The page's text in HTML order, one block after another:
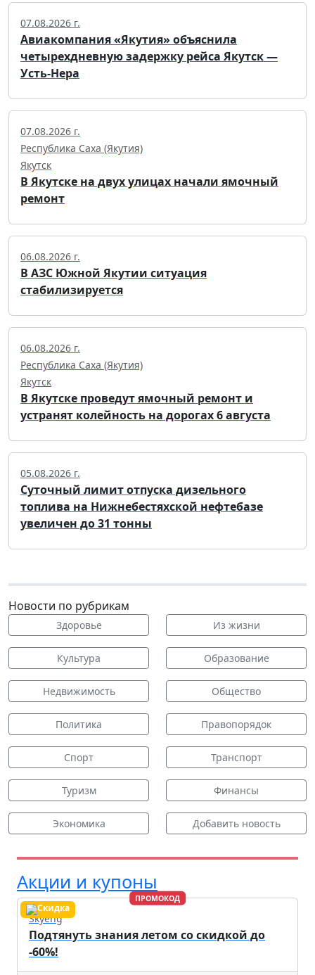
07.08.2026 г.
Авиакомпания «Якутия» объяснила
четырехдневную задержку рейса Якутск —
Усть-Нера
07.08.2026 г.
Республика Саха (Якутия)
Якутск
В Якутске на двух улицах начали ямочный
ремонт
06.08.2026 г.
В АЗС Южной Якутии ситуация
стабилизируется
06.08.2026 г.
Республика Саха (Якутия)
Якутск
В Якутске проведут ямочный ремонт и
устранят колейность на дорогах 6 августа
05.08.2026 г.
Суточный лимит отпуска дизельного
топлива на Нижнебестяхской нефтебазе
увеличен до 31 тонны
Новости по рубрикам
Здоровье Из жизни
Культура Образование
Недвижимость Общество
Политика Правопорядок
Спорт Транспорт
Туризм Финансы
Экономика Добавить новость
Акции и купоны
ПРОМОКОД
Skyeng
Подтянуть знания летом со скидкой до
-60%!